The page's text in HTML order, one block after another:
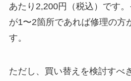
あたり2,200円（税込）です
が1〜2箇所であれば修理の方
す。
ただし、買い替えを検討すべ